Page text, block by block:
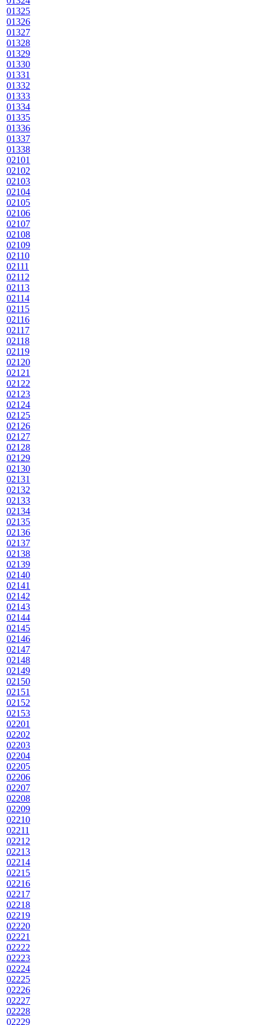
01325
01326
01327
01328
01329
01330
01331
01332
01333
01334
01335
01336
01337
01338
02101
02102
02103
02104
02105
02106
02107
02108
02109
02110
02111
02112
02113
02114
02115
02116
02117
02118
02119
02120
02121
02122
02123
02124
02125
02126
02127
02128
02129
02130
02131
02132
02133
02134
02135
02136
02137
02138
02139
02140
02141
02142
02143
02144
02145
02146
02147
02148
02149
02150
02151
02152
02153
02201
02202
02203
02204
02205
02206
02207
02208
02209
02210
02211
02212
02213
02214
02215
02216
02217
02218
02219
02220
02221
02222
02223
02224
02225
02226
02227
02228
02229